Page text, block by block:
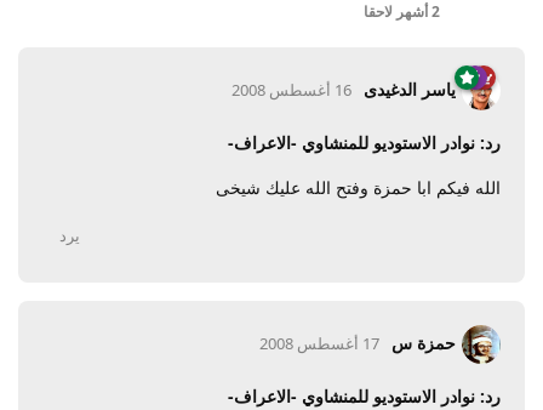
2 أشهر لاحقا
ياسر الدغيدى 16 أغسطس 2008
رد: نوادر الاستوديو للمنشاوي -الاعراف-
الله فيكم ابا حمزة وفتح الله عليك شيخى
يرد
حمزة س 17 أغسطس 2008
رد: نوادر الاستوديو للمنشاوي -الاعراف-